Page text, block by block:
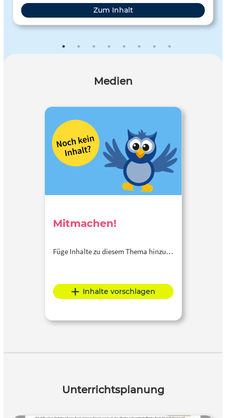
Zum Inhalt
Medien
Mitmachen!
Füge Inhalte zu diesem Thema hinzu…
Inhalte vorschlagen
Unterrichtsplanung